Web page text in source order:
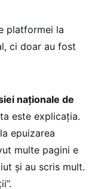
platformei la
ci doar au fost
naționale de
este explicația.
epuizarea
multe pagini e
și au scris mult.